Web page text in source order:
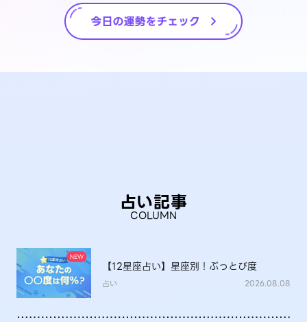
占い記事
COLUMN
【12星座占い】星座別！ぶっとび度
占い 2026.08.08